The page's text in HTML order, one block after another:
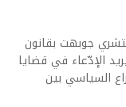
جوبهت بقانون
الإدّعاء في قضايا
السياسي بين